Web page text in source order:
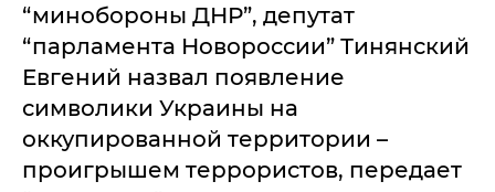
“минобороны ДНР”, депутат
“парламента Новороссии” Тинянский
Евгений назвал появление
символики Украины на
оккупированной территории –
проигрышем террористов, передает